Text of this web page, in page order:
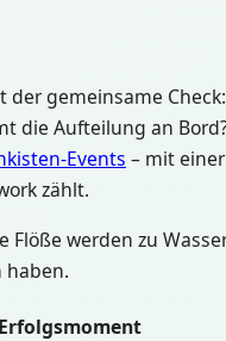
der gemeinsame
die Aufteilung an
Events – mit
zählt.
Flöße werden zu
haben.